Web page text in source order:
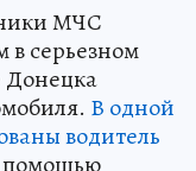
МЧС
в серьезном
В одной
водитель